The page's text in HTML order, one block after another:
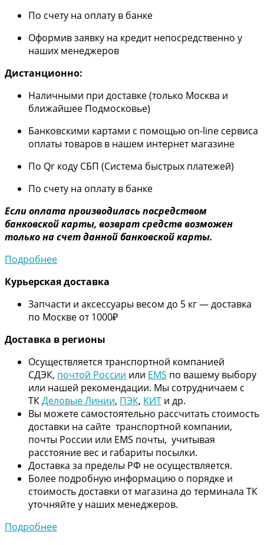
По счету на оплату в банке
Оформив заявку на кредит непосредственно у
наших менеджеров
Дистанционно:
Наличными при доставке (только Москва и
ближайшее Подмосковье)
Банковскими картами с помощью on-line сервиса
оплаты товаров в нашем интернет магазине
По Qr коду СБП (Система быстрых платежей)
По счету на оплату в банке
Если оплата производилась посредством
банковской карты, возврат средств возможен
только на счет данной банковской карты.
Подробнее
Курьерская доставка
Запчасти и аксессуары весом до 5 кг — доставка
по Москве от 1000₽
Доставка в регионы
Осуществляется транспортной компанией
СДЭК, почтой России или EMS по вашему выбору
или нашей рекомендации. Мы сотрудничаем с
ТКДеловые Линии, ПЭК, КИТ и др.
Вы можете самостоятельно рассчитать стоимость
доставки на сайте транспортной компании,
почты России или EMS почты, учитывая
расстояние вес и габариты посылки.
Доставка за пределы РФ не осуществляется.
Более подробную информацию о порядке и
стоимость доставки от магазина до терминала ТК
уточняйте у наших менеджеров.
Подробнее